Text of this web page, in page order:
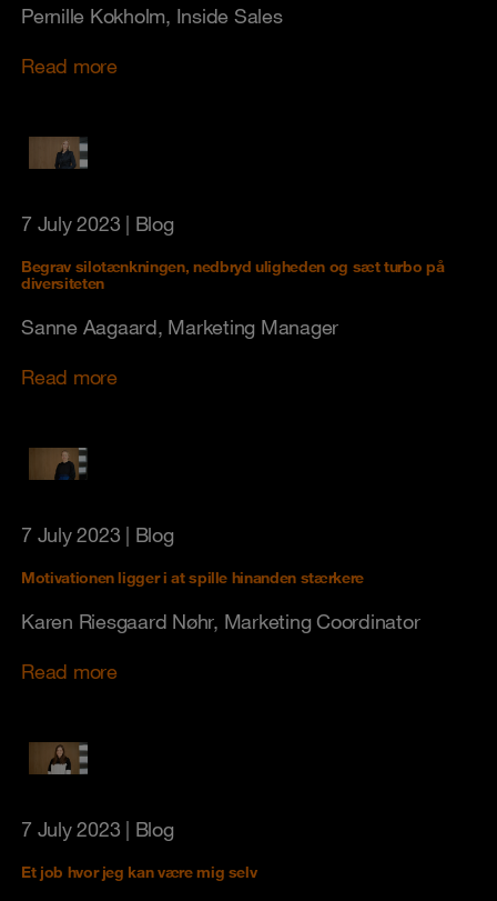
Pernille Kokholm, Inside Sales
Read more
7 July 2023 | Blog
Begrav silotænkningen, nedbryd uligheden og sæt turbo på
diversiteten
Sanne Aagaard, Marketing Manager
Read more
7 July 2023 | Blog
Motivationen ligger i at spille hinanden stærkere
Karen Riesgaard Nøhr, Marketing Coordinator
Read more
7 July 2023 | Blog
Et job hvor jeg kan være mig selv